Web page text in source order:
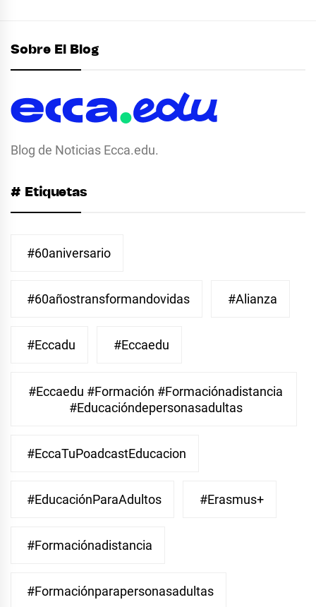
Sobre El Blog
Blog de Noticias Ecca.edu.
# Etiquetas
#60aniversario
#60añostransformandovidas #Alianza
#eccadu #eccaedu
#eccaedu #formación #formaciónadistancia
#educacióndepersonasadultas
#EccaTuPoadcastEducacion
#EducaciónParaAdultos #Erasmus+
#Formaciónadistancia
#Formaciónparapersonasadultas